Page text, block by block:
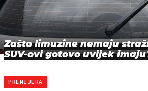
Zašto limuzine nemaju
SUV-ovi gotovo uvijek
PREMIJERA